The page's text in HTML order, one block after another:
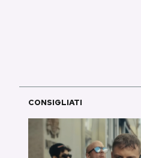
CONSIGLIATI